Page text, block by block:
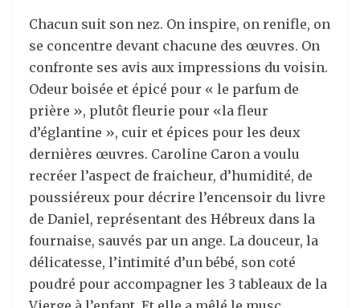
Chacun suit son nez. On inspire, on renifle, on
se concentre devant chacune des œuvres. On
confronte ses avis aux impressions du voisin.
Odeur boisée et épicé pour « le parfum de
prière », plutôt fleurie pour «la fleur
d’églantine », cuir et épices pour les deux
dernières œuvres. Caroline Caron a voulu
recréer l’aspect de fraicheur, d’humidité, de
poussiéreux pour décrire l’encensoir du livre
de Daniel, représentant des Hébreux dans la
fournaise, sauvés par un ange. La douceur, la
délicatesse, l’intimité d’un bébé, son coté
poudré pour accompagner les 3 tableaux de la